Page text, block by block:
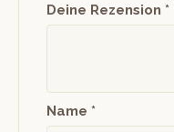
Deine Rezension *
Name *